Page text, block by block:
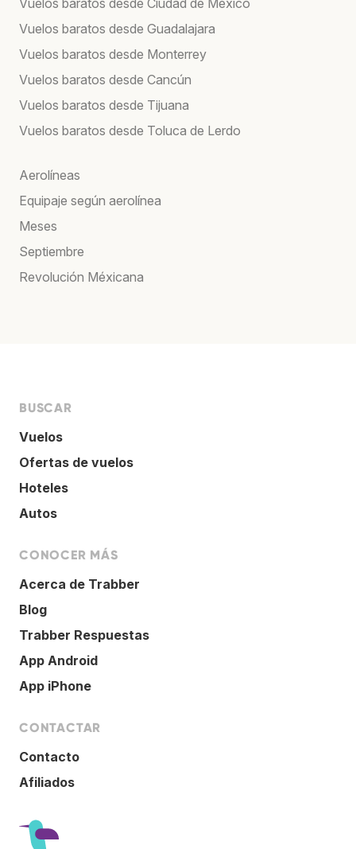
Vuelos baratos desde Guadalajara
Vuelos baratos desde Monterrey
Vuelos baratos desde Cancún
Vuelos baratos desde Tijuana
Vuelos baratos desde Toluca de Lerdo
Aerolíneas
Equipaje según aerolínea
Meses
Septiembre
Revolución Méxicana
BUSCAR
Vuelos
Ofertas de vuelos
Hoteles
Autos
CONOCER MÁS
Acerca de Trabber
Blog
Trabber Respuestas
App Android
App iPhone
CONTACTAR
Contacto
Afiliados